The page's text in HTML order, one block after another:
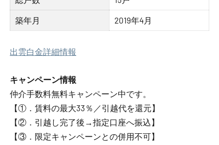
築年月 2019年4月
出雲白金詳細情報
キャンペーン情報
仲介手数料無料キャンペーン中です。
【①．賃料の最大33％／引越代を還元】
【②．引越し完了後→指定口座へ振込】
【③．限定キャンペーンとの併用不可】